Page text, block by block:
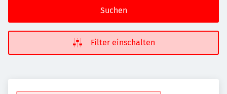
Suchen
Filter einschalten